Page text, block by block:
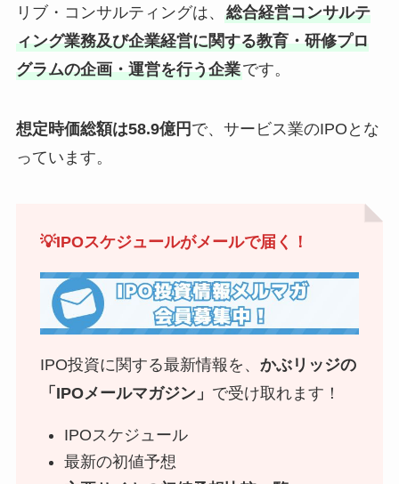
リブ・コンサルティングは、 総合経営コンサルテ
ィング業務及び企業経営に関する教育・研修プロ
グラムの企画・運営を行う企業です。
想定時価総額は58.9億円 で、サービス業のIPOとな
っています。
💡IPOスケジュールがメールで届く！
IPO投資に関する最新情報を、 かぶリッジの
「IPOメールマガジン」 で受け取れます！
IPOスケジュール
最新の初値予想